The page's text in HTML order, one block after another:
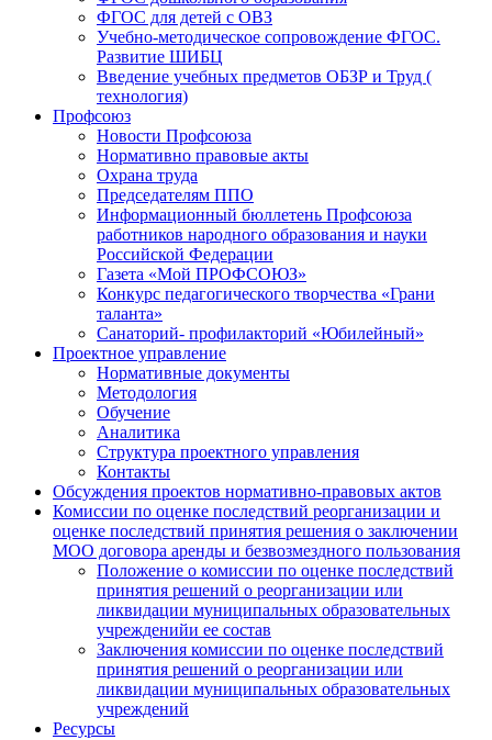
ФГОС для детей с ОВЗ
Учебно-методическое сопровождение ФГОС.
Развитие ШИБЦ
Введение учебных предметов ОБЗР и Труд (
технология)
Профсоюз
Новости Профсоюза
Нормативно правовые акты
Охрана труда
Председателям ППО
Информационный бюллетень Профсоюза
работников народного образования и науки
Российской Федерации
Газета «Мой ПРОФСОЮЗ»
Конкурс педагогического творчества «Грани
таланта»
Санаторий- профилакторий «Юбилейный»
Проектное управление
Нормативные документы
Методология
Обучение
Аналитика
Структура проектного управления
Контакты
Обсуждения проектов нормативно-правовых актов
Комиссии по оценке последствий реорганизации и
оценке последствий принятия решения о заключении
МОО договора аренды и безвозмездного пользования
Положение о комиссии по оценке последствий
принятия решений о реорганизации или
ликвидации муниципальных образовательных
учрежденийи ее состав
Заключения комиссии по оценке последствий
принятия решений о реорганизации или
ликвидации муниципальных образовательных
учреждений
Ресурсы